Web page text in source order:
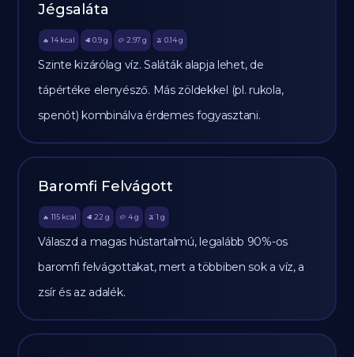
Jégsaláta
🔥 14 kcal 🥩 0.9 g 🥔 2.97g 🫒 0.14 g
Szinte kizárólag víz. Saláták alapja lehet, de
tápértéke elenyésző. Más zöldekkel (pl. rukola,
spenót) kombinálva érdemes fogyasztani.
Baromfi Felvágott
🔥 115 kcal 🥩 22 g 🥔 4g 🫒 1 g
Válaszd a magas hústartalmú, legalább 90%-os
baromfi felvágottakat, mert a többiben sok a víz, a
zsír és az adalék.